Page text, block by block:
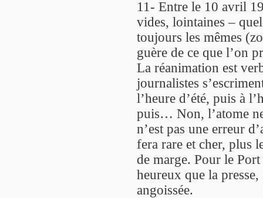
11- Entre le 10 avril
vides, lointaines –
toujours les mêmes
guère de ce que l’on
La réanimation est
journalistes
l’heure d’été, puis à
puis… Non, l’atome
n’est pas une erreur
fera rare et cher, plus
de marge. Pour le
heureux que la
angoissée.